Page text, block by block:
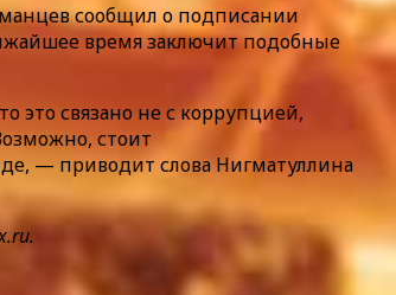
сообщил о подписании
время заключит подобные
это связано не с коррупцией,
стоит
— приводит слова Нигматуллина